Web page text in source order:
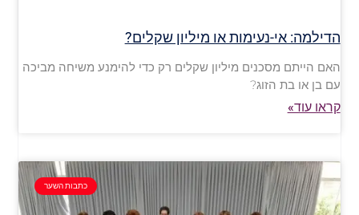
הדילמה: אי-נעימות או מיליון שקלים?
האם הייתם מסכנים מיליון שקלים רק כדי להימנע משיחה מביכה
עם בן או בת הזוג?
קראו עוד»
כתבות השער